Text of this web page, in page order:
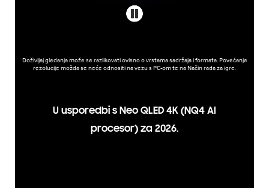
Doživljaj gledanja može se razlikovati ovisno o vrstama sadržaja i formata. Povećanje
rezolucije možda se neće odnositi na vezu s PC-om te na Način rada za igre.
U usporedbi s Neo QLED 4K (NQ4 AI
procesor) za 2026.